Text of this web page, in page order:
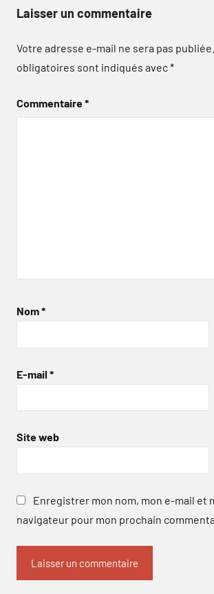
Laisser un commentaire
Votre adresse e-mail ne sera pas publiée.
obligatoires sont indiqués avec*
Commentaire*
Nom*
E-mail *
Site web
Enregistrer mon nom, mon e-mail et
navigateur pour mon prochain